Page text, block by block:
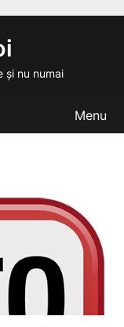
și nu numai
Menu